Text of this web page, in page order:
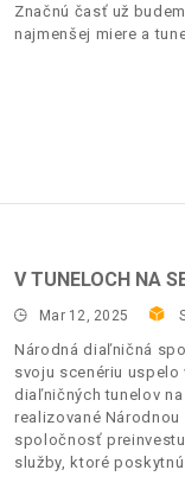
Značnú časť už
najmenšej miere a
V TUNELOCH NA
Mar 12, 2025
Národná diaľničná
svoju scenériu uspelo
diaľničných tunelov
realizované
spoločnosť
služby, ktoré